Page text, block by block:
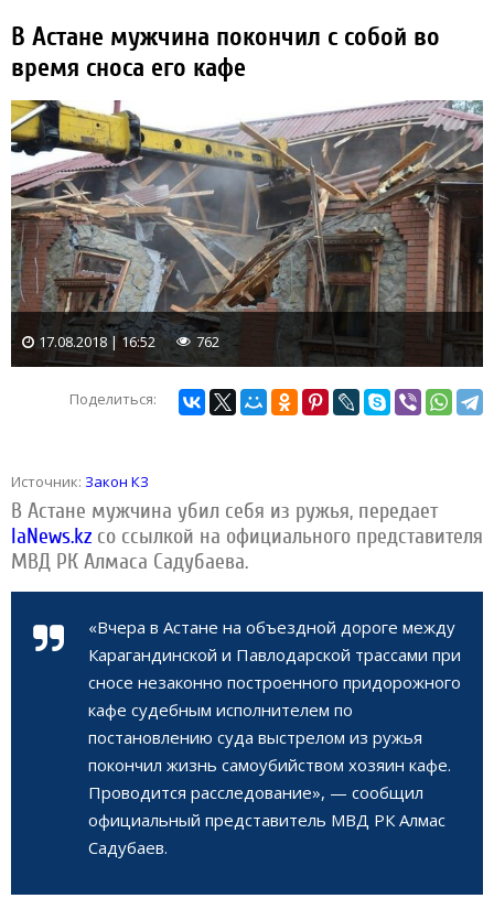
В Астане мужчина покончил с собой во
время сноса его кафе
17.08.2018 | 16:52 762
Поделиться:
Источник: Закон КЗ
В Астане мужчина убил себя из ружья, передает
IaNews.kz со ссылкой на официального представителя
МВД РК Алмаса Садубаева.
«Вчера в Астане на объездной дороге между
Карагандинской и Павлодарской трассами при
сносе незаконно построенного придорожного
кафе судебным исполнителем по
постановлению суда выстрелом из ружья
покончил жизнь самоубийством хозяин кафе.
Проводится расследование», — сообщил
официальный представитель МВД РК Алмас
Садубаев.